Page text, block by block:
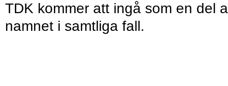
TDK kommer att ingå som en del
namnet i samtliga fall.